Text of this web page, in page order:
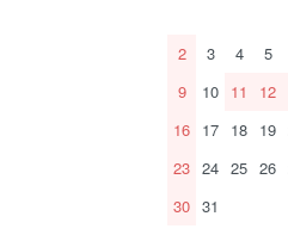
2
3 4 5
9
10 11 12
16 17 18 19
23 24 25 26
30 31